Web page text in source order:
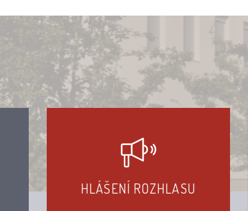
HLÁŠENÍ ROZHLASU